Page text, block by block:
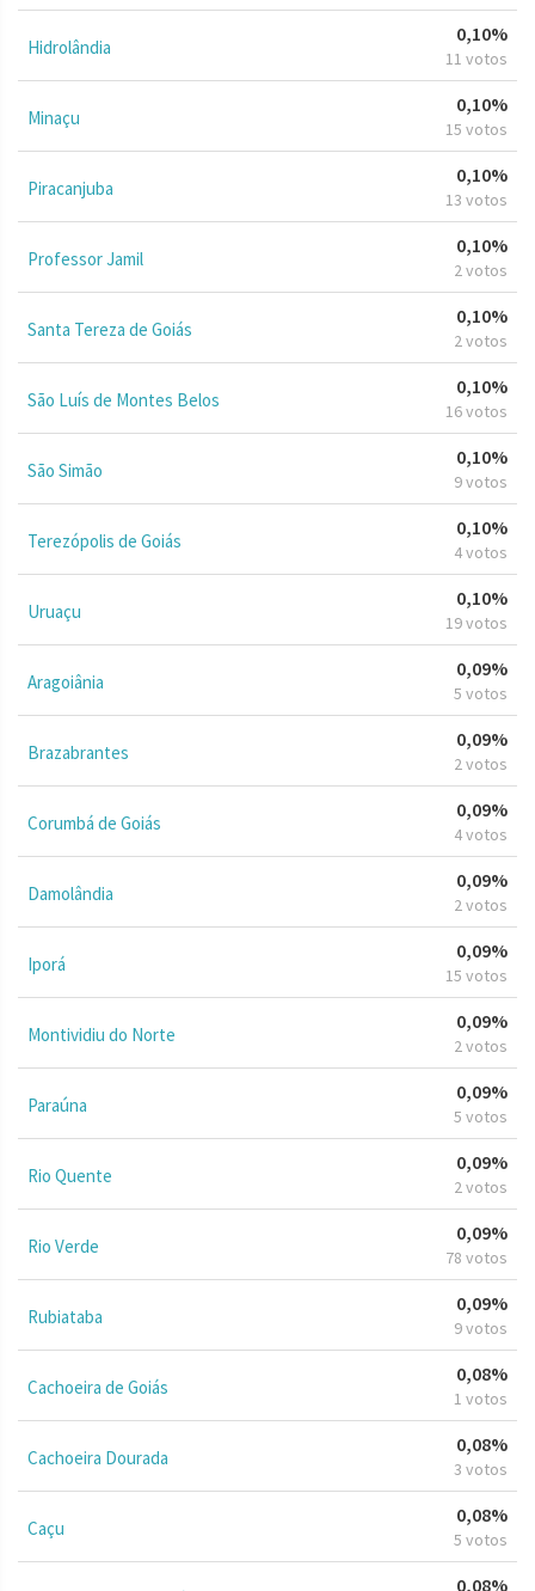
Hidrolândia
0,10%
11 votos
Minaçu
0,10%
15 votos
Piracanjuba
0,10%
13 votos
Professor Jamil
0,10%
2 votos
Santa Tereza de Goiás
0,10%
2 votos
São Luís de Montes Belos
0,10%
16 votos
São Simão
0,10%
9 votos
Terezópolis de Goiás
0,10%
4 votos
Uruaçu
0,10%
19 votos
Aragoiânia
0,09%
5 votos
Brazabrantes
0,09%
2 votos
Corumbá de Goiás
0,09%
4 votos
Damolândia
0,09%
2 votos
Iporá
0,09%
15 votos
Montividiu do Norte
0,09%
2 votos
Paraúna
0,09%
5 votos
Rio Quente
0,09%
2 votos
Rio Verde
0,09%
78 votos
Rubiataba
0,09%
9 votos
Cachoeira de Goiás
0,08%
1 votos
Cachoeira Dourada
0,08%
3 votos
Caçu
0,08%
5 votos
0,08%